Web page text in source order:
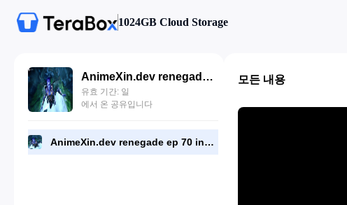
1024GB Cloud Storage
AnimeXin.dev renegade ep 70 indo.mp4
유효 기간: 일
에서 온 공유입니다
AnimeXin.dev renegade ep 70 indo.mp4
모든 내용